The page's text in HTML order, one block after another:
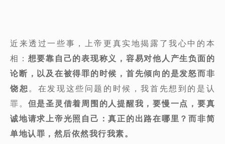
近来透过一些事，上帝更真实地揭露了我心中的本
相： 想要靠自己的表现称义，容易对他人产生负面的
论断，以及在被得罪的时候，首先倾向的是发怒而非
饶恕。在发现这些问题的时候，我首先想到的是认
罪。 但是圣灵借着周围的人提醒我，要慢一点，要真
诚地请求上帝光照自己：真正的出路在哪里？而非简
单地认罪，然后依然我行我素。